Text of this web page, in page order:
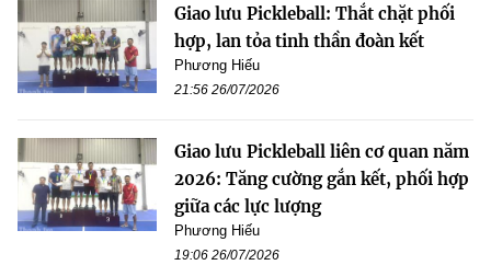
Giao lưu Pickleball: Thắt chặt phối
hợp, lan tỏa tinh thần đoàn kết
Phương Hiếu
21:56 26/07/2026
Giao lưu Pickleball liên cơ quan năm
2026: Tăng cường gắn kết, phối hợp
giữa các lực lượng
Phương Hiếu
19:06 26/07/2026